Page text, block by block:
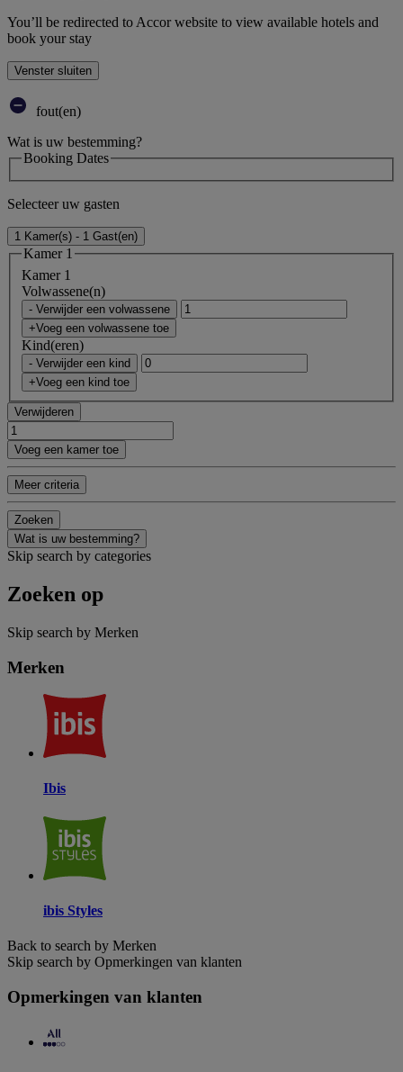
You’ll be redirected to Accor website to view available hotels and
book your stay
Venster sluiten
fout(en)
Wat is uw bestemming?
Booking Dates
Selecteer uw gasten
1 Kamer(s) - 1 Gast(en)
Kamer 1
Kamer 1
Volwassene(n)
- Verwijder een volwassene
+Voeg een volwassene toe
Kind(eren)
- Verwijder een kind
+Voeg een kind toe
Verwijderen
Voeg een kamer toe
Meer criteria
Zoeken
Wat is uw bestemming?
Skip search by categories
Zoeken op
Skip search by Merken
Merken
Ibis
ibis Styles
Back to search by Merken
Skip search by Opmerkingen van klanten
Opmerkingen van klanten